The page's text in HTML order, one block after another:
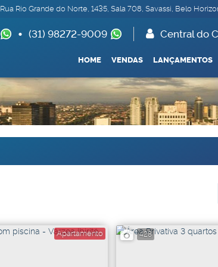
Rua Rio Grande do Norte, 1435, Sala 708, Savassi, Belo
Central do
(31) 98272-9009
LANÇAMENTOS
VENDAS
HOME
Apartamento 428